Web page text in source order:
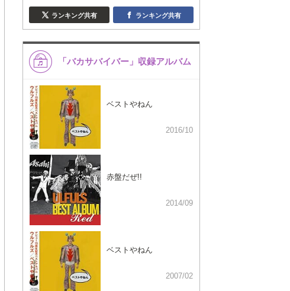
ランキング共有 ランキング共有
「バカサバイバー」収録アルバム
ベストやねん
2016/10
赤盤だぜ!!
2014/09
ベストやねん
2007/02